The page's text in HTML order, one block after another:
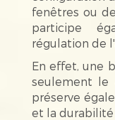
fenêtres ou
participe
régulation de
En effet, une
seulement le
préserve
et la